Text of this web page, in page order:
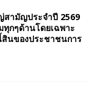
ามัญประจำปี 2569
กๆด้านโดยเฉพาะ
นของประชาชนการ